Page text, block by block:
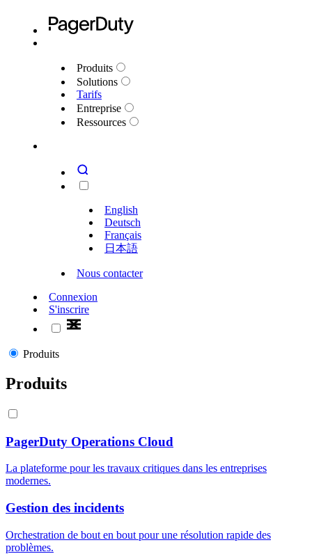
Produits
Solutions
Tarifs
Entreprise
Ressources
English
Deutsch
Français
日本語
Nous contacter
Connexion
S'inscrire
Produits
Produits
PagerDuty Operations Cloud
La plateforme pour les travaux critiques dans les entreprises
modernes.
Gestion des incidents
Orchestration de bout en bout pour une résolution rapide des
problèmes.